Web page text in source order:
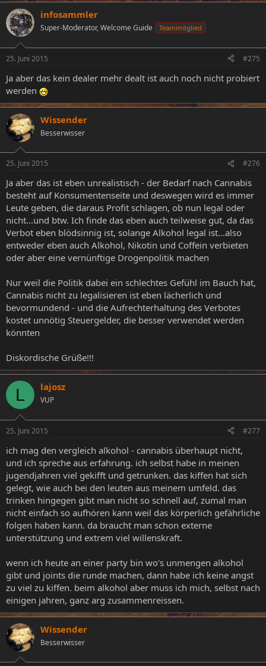
infosammler
Super-Moderator, Welcome Guide Teammitglied
25. Juni 2015 #275
Ja aber das kein dealer mehr dealt ist auch noch nicht probiert
werden
Wissender
Besserwisser
25. Juni 2015 #276
Ja aber das ist eben unrealistisch - der Bedarf nach Cannabis
besteht auf Konsumentenseite und deswegen wird es immer
Leute geben, die daraus Profit schlagen, ob nun legal oder
nicht...und btw. Ich finde das eben auch teilweise gut, da das
Verbot eben blödsinnig ist, solange Alkohol legal ist...also
entweder eben auch Alkohol, Nikotin und Coffein verbieten
oder aber eine vernünftige Drogenpolitik machen
Nur weil die Politik dabei ein schlechtes Gefühl im Bauch hat,
Cannabis nicht zu legalisieren ist eben lächerlich und
bevormundend - und die Aufrechterhaltung des Verbotes
kostet unnötig Steuergelder, die besser verwendet werden
könnten
Diskordische Grüße!!!
L lajosz
VUP
25. Juni 2015 #277
ich mag den vergleich alkohol - cannabis überhaupt nicht,
und ich spreche aus erfahrung. ich selbst habe in meinen
jugendjahren viel gekifft und getrunken. das kiffen hat sich
gelegt, wie auch bei den leuten aus meinem umfeld. das
trinken hingegen gibt man nicht so schnell auf, zumal man
nicht einfach so aufhören kann weil das körperlich gefährliche
folgen haben kann. da braucht man schon externe
unterstützung und extrem viel willenskraft.
wenn ich heute an einer party bin wo's unmengen alkohol
gibt und joints die runde machen, dann habe ich keine angst
zu viel zu kiffen. beim alkohol aber muss ich mich, selbst nach
einigen jahren, ganz arg zusammenreissen.
Wissender
Besserwisser